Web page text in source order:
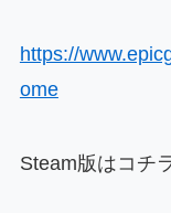
https://
ome
Steam版はコチ